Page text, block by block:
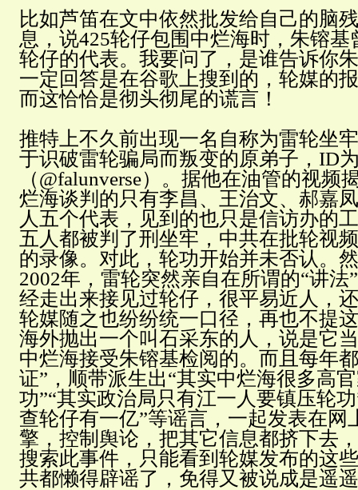
比如芦笛在文中依然批发给自己的脑
息，说425轮仔包围中烂海时，朱镕
轮仔的代表。我要问了，是谁告诉你
一定回答是在谷歌上搜到的，轮媒的
而这恰恰是彻头彻尾的谎言！
推特上不久前出现一名自称为雷轮坐
于识破雷轮骗局而叛变的原弟子，ID
（@falunverse）。据他在油管的视频
烂海谈判的只有李昌、王治文、郝嘉
人五个代表，见到的也只是信访办的
五人都被判了刑坐牢，中共在批轮视
的录像。对此，轮功开始并未否认。
2002年，雷轮突然亲自在所谓的“讲法
经走出来接见过轮仔，很平易近人，
轮媒随之也纷纷统一口径，再也不提
海外抛出一个叫石采东的人，说是它
中烂海接受朱镕基检阅的。而且每年
证”，顺带派生出“其实中烂海很多高
功”“其实政治局只有江一人要镇压轮
查轮仔有一亿”等谣言，一起发表在网
擎，控制舆论，把其它信息都挤下去
搜索此事件，只能看到轮媒发布的这
共都懒得辟谣了，免得又被说成是遥